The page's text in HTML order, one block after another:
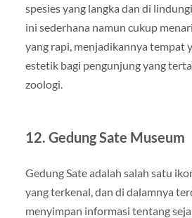
spesies yang langka dan di
ini sederhana namun cukup
yang rapi, menjadikannya tempat
estetik bagi pengunjung yang
zoologi.
12. Gedung Sate Museum
Gedung Sate adalah salah satu
yang terkenal, dan di dalamnya
menyimpan informasi tentang